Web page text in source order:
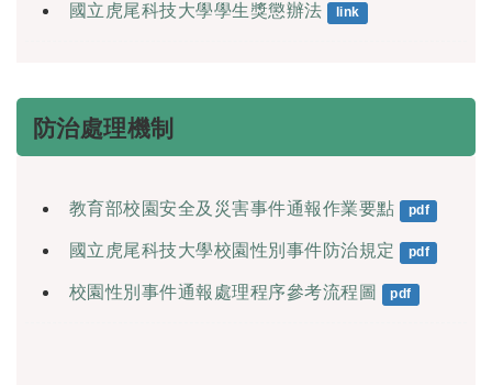
國立虎尾科技大學學生獎懲辦法 link
防治處理機制
教育部校園安全及災害事件通報作業要點 pdf
國立虎尾科技大學校園性別事件防治規定 pdf
校園性別事件通報處理程序參考流程圖 pdf